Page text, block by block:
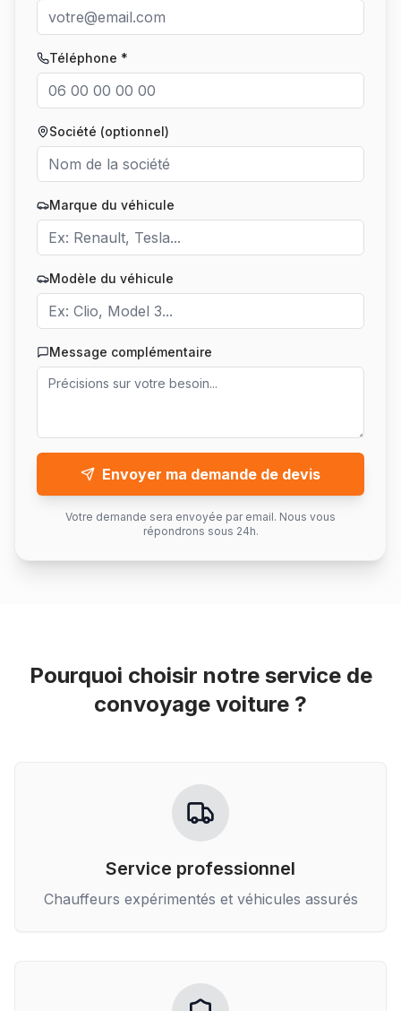
Téléphone *
Société (optionnel)
Marque du véhicule
Modèle du véhicule
Message complémentaire
Envoyer ma demande de devis
Votre demande sera envoyée par email. Nous vous
répondrons sous 24h.
Pourquoi choisir notre service de
convoyage voiture ?
Service professionnel
Chauffeurs expérimentés et véhicules assurés